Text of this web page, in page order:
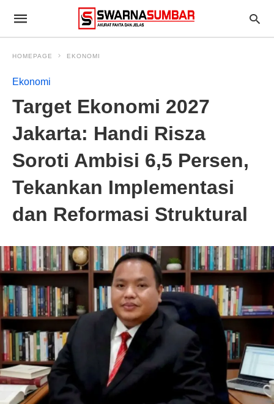
HOMEPAGE EKONOMI
Ekonomi
Target Ekonomi 2027
Jakarta: Handi Risza
Soroti Ambisi 6,5 Persen,
Tekankan Implementasi
dan Reformasi Struktural